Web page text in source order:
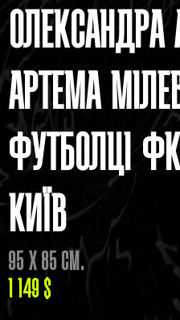
ОЛЕКСАНДРА
АРТЕМА
ФУТБОЛЦІ
КИЇВ
95 Х 85 СМ.
1 149 $